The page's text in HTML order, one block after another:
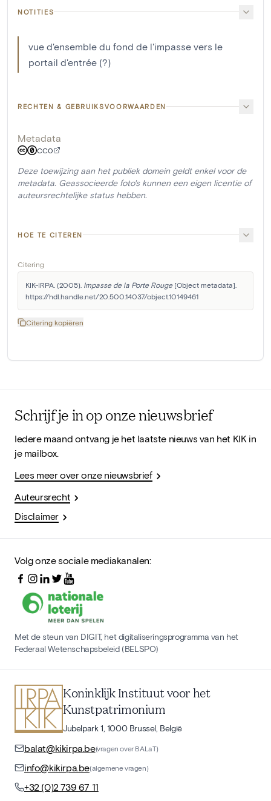
NOTITIES
vue d'ensemble du fond de l'impasse vers le
portail d'entrée (?)
RECHTEN & GEBRUIKSVOORWAARDEN
Metadata
CC0
Deze toewijzing aan het publiek domein geldt enkel voor de
metadata. Geassocieerde foto's kunnen een eigen licentie of
auteursrechtelijke status hebben.
HOE TE CITEREN
Citering
KIK-IRPA. (2005). Impasse de la Porte Rouge [Object metadata].
https://hdl.handle.net/20.500.14037/object.10149461
Citering kopiëren
Schrijf je in op onze nieuwsbrief
Iedere maand ontvang je het laatste nieuws van het KIK in
je mailbox.
Lees meer over onze nieuwsbrief
Auteursrecht
Disclaimer
Volg onze sociale mediakanalen:
Met de steun van DIGIT, het digitaliseringsprogramma van het
Federaal Wetenschapsbeleid (BELSPO)
Koninklijk Instituut voor het
Kunstpatrimonium
Jubelpark 1, 1000 Brussel, België
balat@kikirpa.be(vragen over BALaT)
info@kikirpa.be(algemene vragen)
+32 (0)2 739 67 11